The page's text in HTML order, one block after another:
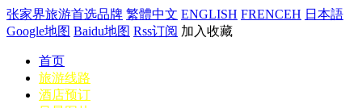
张家界旅游首选品牌 繁體中文 ENGLISH FRENCEH 日本語
Google地图 Baidu地图 Rss订阅 加入收藏
首页
旅游线路
酒店预订